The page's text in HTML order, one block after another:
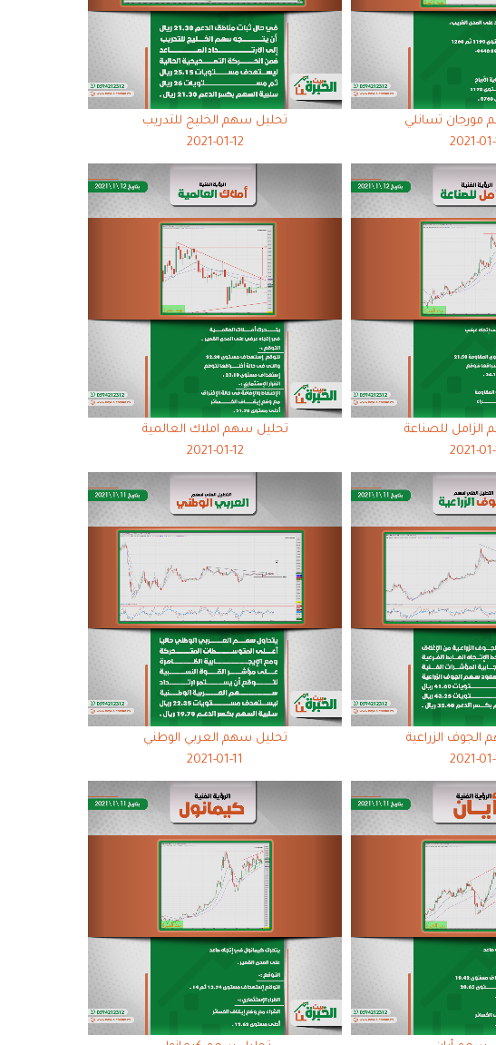
مورجان تسانلي
2021-01-
تحليل سهم الخليج للتدريب
2021-01-12
الزامل للصناعة
2021-01-
تحليل سهم املاك العالمية
2021-01-12
الجوف الزراعية
2021-01-
تحليل سهم العربي الوطني
2021-01-11